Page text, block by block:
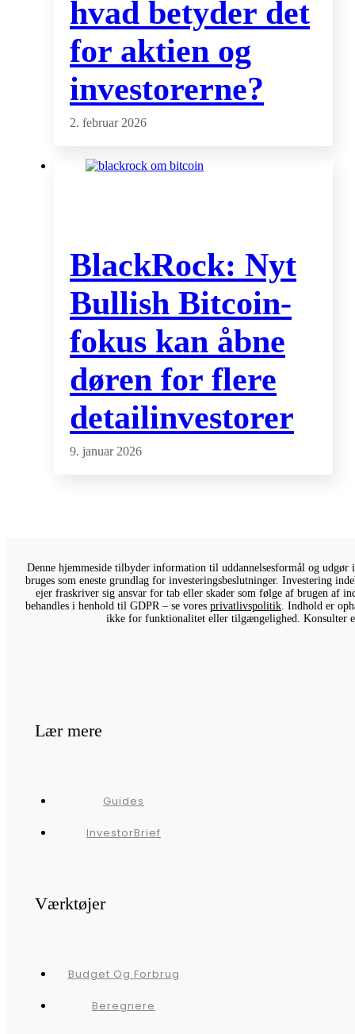
hvad betyder det
for aktien og
investorerne?
2. februar 2026
BlackRock: Nyt
Bullish Bitcoin-
fokus kan åbne
døren for flere
detailinvestorer
9. januar 2026
Denne hjemmeside tilbyder information til uddannelsesformål og
bruges som eneste grundlag for investeringsbeslutninger. Investering
ejer fraskriver sig ansvar for tab eller skader som følge af brugen af
behandles i henhold til GDPR – se vores privatlivspolitik. Indhold er
ikke for funktionalitet eller tilgængelighed. Konsulter
Lær mere
Guides
InvestorBrief
Værktøjer
Budget Og Forbrug
Beregnere